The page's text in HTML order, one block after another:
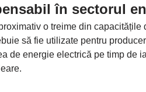
în sectorul
o treime din
să fie utilizate pentru
de energie electrică pe timp de